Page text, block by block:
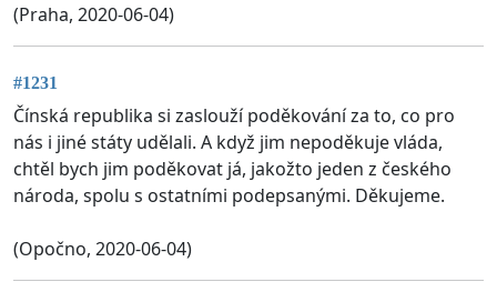
(Praha, 2020-06-04)
#1231
Čínská republika si zaslouží poděkování za to, co pro
nás i jiné státy udělali. A když jim nepoděkuje vláda,
chtěl bych jim poděkovat já, jakožto jeden z českého
národa, spolu s ostatními podepsanými. Děkujeme.
(Opočno, 2020-06-04)